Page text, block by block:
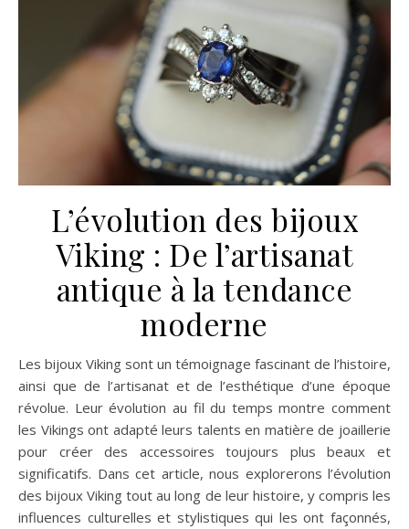
L’évolution des bijoux
Viking : De l’artisanat
antique à la tendance
moderne
Les bijoux Viking sont un témoignage fascinant de l’histoire,
ainsi que de l’artisanat et de l’esthétique d’une époque
révolue. Leur évolution au fil du temps montre comment
les Vikings ont adapté leurs talents en matière de joaillerie
pour créer des accessoires toujours plus beaux et
significatifs. Dans cet article, nous explorerons l’évolution
des bijoux Viking tout au long de leur histoire, y compris les
influences culturelles et stylistiques qui les ont façonnés,